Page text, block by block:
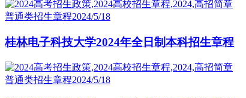
普通类招生章程2024/5/18
桂林电子科技大学2024年全日制本科招生章程
普通类招生章程2024/5/18